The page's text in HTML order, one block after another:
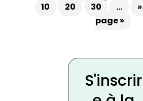
10
20 30 … »
page »
S'inscrir